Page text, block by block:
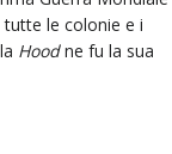
le colonie e i
Hoodne fu la sua